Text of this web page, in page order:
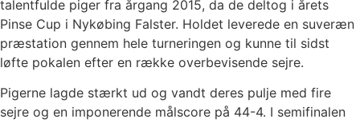
talentfulde piger fra årgang 2015, da de deltog i årets
Pinse Cup i Nykøbing Falster. Holdet leverede en suveræn
præstation gennem hele turneringen og kunne til sidst
løfte pokalen efter en række overbevisende sejre.
Pigerne lagde stærkt ud og vandt deres pulje med fire
sejre og en imponerende målscore på 44-4. I semifinalen